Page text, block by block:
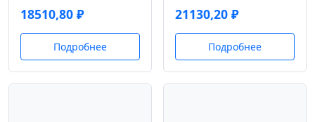
18510,80 ₽
Подробнее
21130,20 ₽
Подробнее